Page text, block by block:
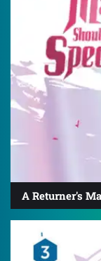
A Returner's